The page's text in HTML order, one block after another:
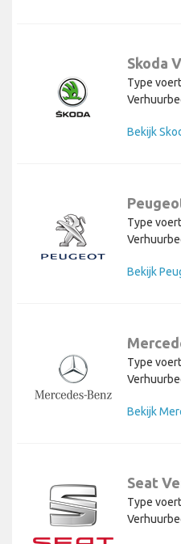
Skoda
Type
Bekijk
Type
Bekijk
Type
Bekijk
Seat
Type